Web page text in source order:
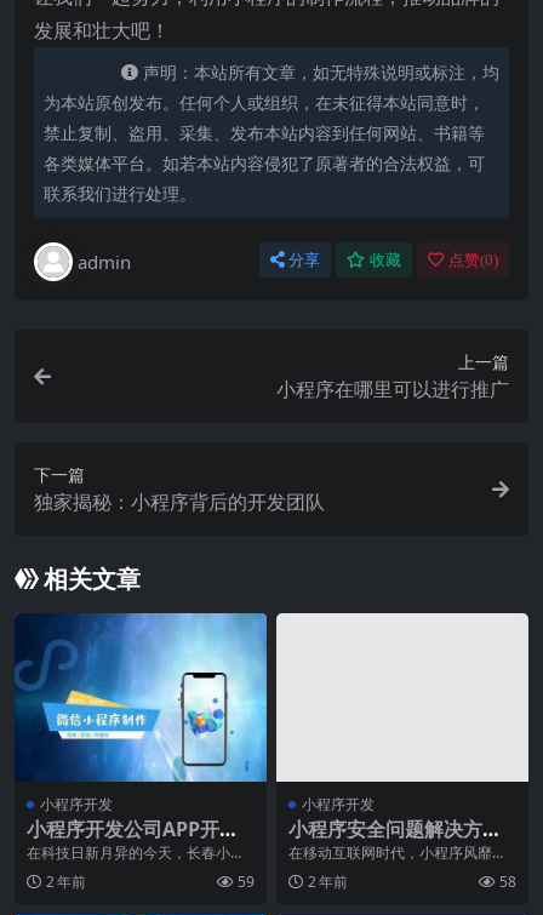
发展和壮大吧！
声明：本站所有文章，如无特殊说明或标注，均
为本站原创发布。任何个人或组织，在未征得本站同意时，
禁止复制、盗用、采集、发布本站内容到任何网站、书籍等
各类媒体平台。如若本站内容侵犯了原著者的合法权益，可
联系我们进行处理。
admin 分享 收藏 点赞(0)
上一篇
小程序在哪里可以进行推广
下一篇
独家揭秘：小程序背后的开发团队
相关文章
小程序开发
小程序开发公司APP开发
和定制APP如何开启新时
代
在科技日新月异的今天，长春小程
序开发公司已经成为了推动社会进
步的重要力量。其中，
2 年前 59
小程序开发
小程序安全问题解决方
案，保障用户信息安全
在移动互联网时代，小程序风靡全
球，成为用户生活中不可或缺的一
部分。然而，随着小程
2 年前 58